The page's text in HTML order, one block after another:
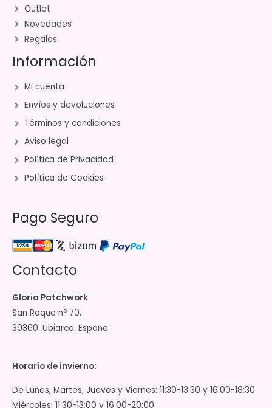
Outlet
Novedades
Regalos
Información
Mi cuenta
Envíos y devoluciones
Términos y condiciones
Aviso legal
Política de Privacidad
Política de Cookies
Pago Seguro
Contacto
Gloria Patchwork
San Roque nº 70,
39360. Ubiarco. España
Horario de invierno:
De Lunes, Martes, Jueves y Viernes: 11:30-13:30 y 16:00-18:30
Miércoles: 11:30-13:00 y 16:00-20:00